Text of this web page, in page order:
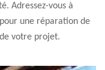
Adressez-vous à
une réparation de
votre projet.